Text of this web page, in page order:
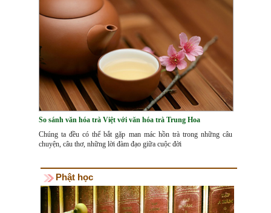
So sánh văn hóa trà Việt với văn hóa trà Trung Hoa
Chúng ta đều có thể bắt gặp man mác hồn trà trong những câu
chuyện, câu thơ, những lời đàm đạo giữa cuộc đời
Phật học